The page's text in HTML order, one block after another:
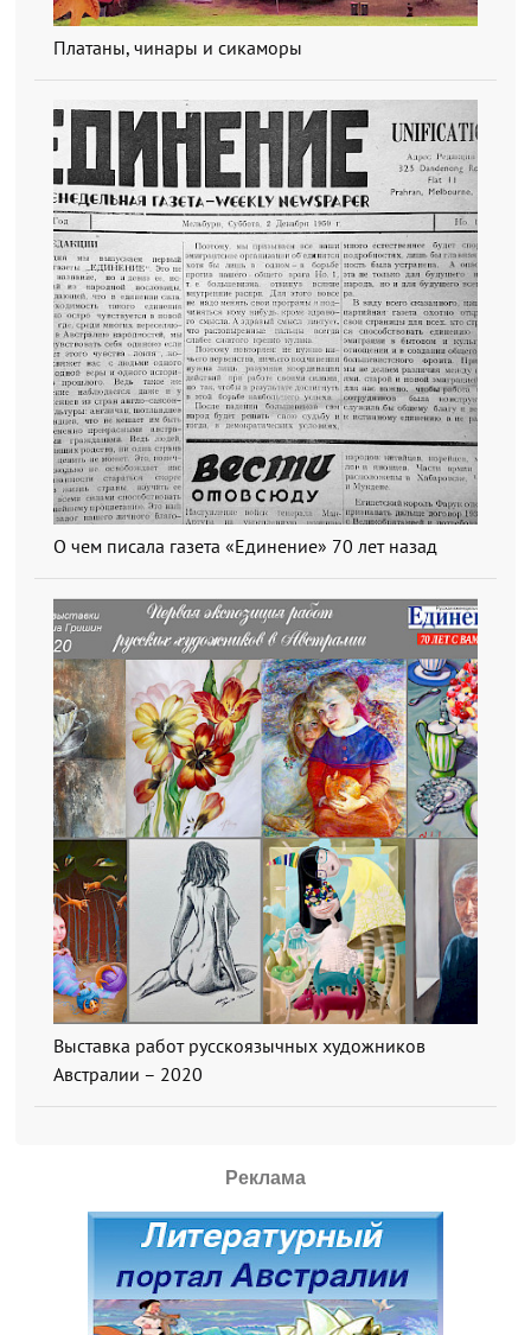
Платаны, чинары и сикаморы
О чем писала газета «Единение» 70 лет назад
Выставка работ русскоязычных художников
Австралии – 2020
Реклама